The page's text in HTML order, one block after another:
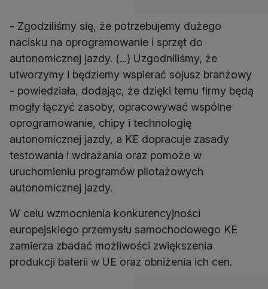
- Zgodziliśmy się, że potrzebujemy dużego
nacisku na oprogramowanie i sprzęt do
autonomicznej jazdy. (...) Uzgodniliśmy, że
utworzymy i będziemy wspierać sojusz branżowy
- powiedziała, dodając, że dzięki temu firmy będą
mogły łączyć zasoby, opracowywać wspólne
oprogramowanie, chipy i technologię
autonomicznej jazdy, a KE dopracuje zasady
testowania i wdrażania oraz pomoże w
uruchomieniu programów pilotażowych
autonomicznej jazdy.
W celu wzmocnienia konkurencyjności
europejskiego przemysłu samochodowego KE
zamierza zbadać możliwości zwiększenia
produkcji baterii w UE oraz obniżenia ich cen.